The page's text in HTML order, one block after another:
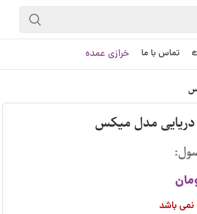
تماس با ما خرازی عمده
مدل میکس
نمی باشد